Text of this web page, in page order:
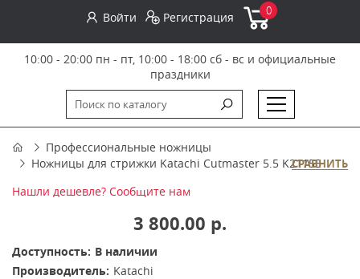
Войти
Регистрация 0
10:00 - 20:00 пн - пт, 10:00 - 18:00 сб - вс и официальные
праздники
Профессиональные ножницы
Ножницы для стрижки Katachi Cutmaster 5.5 K21155СРАВНИТЬ
Нашли дешевле? Сообщите нам
3 800.00 р.
Доступность: В наличии
Производитель: Katachi